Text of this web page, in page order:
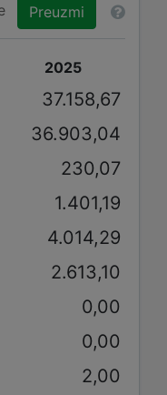
Preuzmi
2025
37.158,67
36.903,04
230,07
1.401,19
4.014,29
2.613,10
0,00
0,00
2,00